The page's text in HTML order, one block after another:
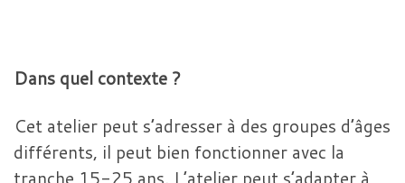
Dans quel contexte ?
Cet atelier peut s’adresser à des groupes d’âges
différents, il peut bien fonctionner avec la
tranche 15-25 ans. L’atelier peut s’adapter à